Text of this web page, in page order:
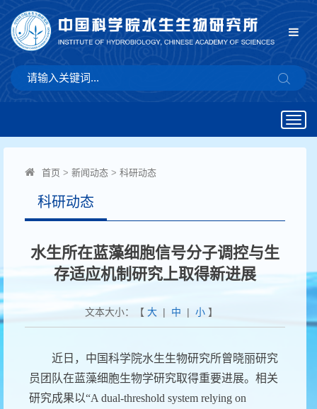
首页 > 新闻动态 > 科研动态
科研动态
水生所在蓝藻细胞信号分子调控与生
存适应机制研究上取得新进展
文本大小：【 大| 中 | 小】
近日，中国科学院水生生物研究所曾晓丽研究
员团队在蓝藻细胞生物学研究取得重要进展。相关
研究成果以“A dual-threshold system relying on